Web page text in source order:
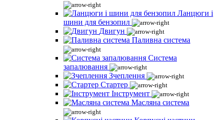
Ланцюги і
шини для бензопил
Двигун
Паливна система
Система
запалювання
Зчеплення
Стартер
Інструмент
Масляна система